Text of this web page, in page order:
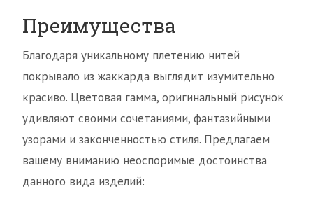
Преимущества
Благодаря уникальному плетению нитей
покрывало из жаккарда выглядит изумительно
красиво. Цветовая гамма, оригинальный рисунок
удивляют своими сочетаниями, фантазийными
узорами и законченностью стиля. Предлагаем
вашему вниманию неоспоримые достоинства
данного вида изделий: